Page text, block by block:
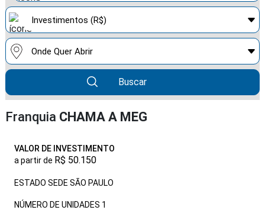
Buscar
Franquia CHAMA A MEG
VALOR DE INVESTIMENTO
a partir de R$ 50.150
ESTADO SEDE SÃO PAULO
NÚMERO DE UNIDADES 1